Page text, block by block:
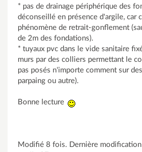
* pas de drainage périphérique des
déconseillé en présence d'argile, car
phénomène de retrait-gonflement
de 2m des fondations).
* tuyaux pvc dans le vide sanitaire
murs par des colliers permettant le
pas posés n'importe comment sur
parpaing ou autre).
Bonne lecture
Modifié 8 fois. Dernière